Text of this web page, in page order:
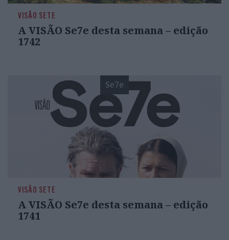
VISÃO SETE
A VISÃO Se7e desta semana – edição
1742
Se7e
VISÃO SETE
A VISÃO Se7e desta semana – edição
1741